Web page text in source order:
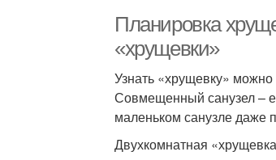
Планировка
«хрущевки»
Узнать «хрущевку»
Совмещенный санузел –
маленьком санузле даже
Двухкомнатная